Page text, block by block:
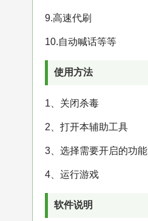
9.高速代刷
10.自动喊话等等
使用方法
1、关闭杀毒
2、打开本辅助工具
3、选择需要开启的功能
4、运行游戏
软件说明